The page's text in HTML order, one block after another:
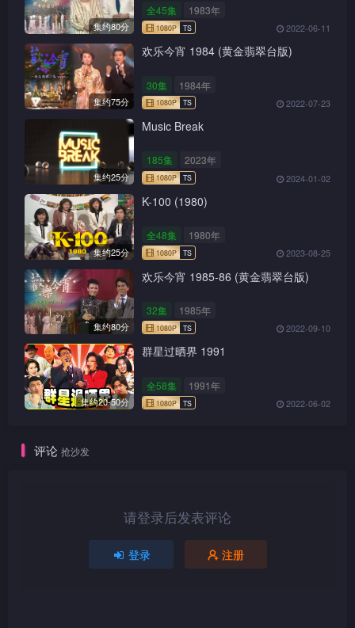
集约80分
全45集 1983年
2022-06-11
集约75分
欢乐今宵 1984 (黄金翡翠台版)
30集 1984年
2022-07-23
集约25分
Music Break
185集 2023年
2024-01-02
集约25分
K-100 (1980)
全48集 1980年
2023-08-25
集约80分
欢乐今宵 1985-86 (黄金翡翠台版)
32集 1985年
2022-09-10
集约20-50分
群星过晒界 1991
全58集 1991年
2022-06-02
评论 抢沙发
请登录后发表评论
登录 注册